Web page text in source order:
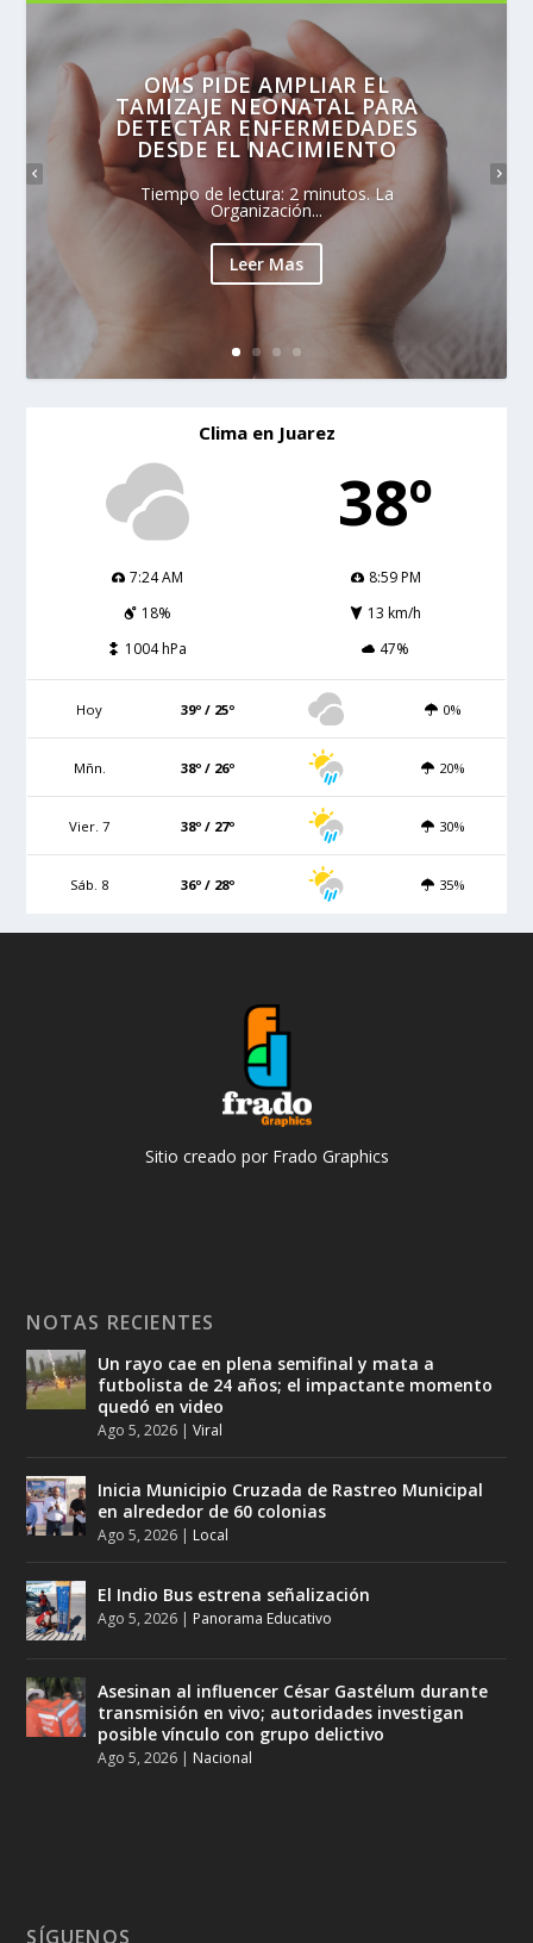
OMS PIDE AMPLIAR EL
TAMIZAJE NEONATAL PARA
DETECTAR ENFERMEDADES
DESDE EL NACIMIENTO
Tiempo de lectura: 2 minutos. La
Organización...
Leer Mas
Clima en Juarez
38º
7:24 AM
8:59 PM
18%
13 km/h
1004 hPa
47%
Hoy 39º / 25º 0%
Mñn. 38º / 26º 20%
Vier. 7 38º / 27º 30%
Sáb. 8 36º / 28º 35%
Sitio creado por Frado Graphics
NOTAS RECIENTES
Un rayo cae en plena semifinal y mata a
futbolista de 24 años; el impactante momento
quedó en video
Ago 5, 2026 |Viral
Inicia Municipio Cruzada de Rastreo Municipal
en alrededor de 60 colonias
Ago 5, 2026 | Local
El Indio Bus estrena señalización
Ago 5, 2026 | Panorama Educativo
Asesinan al influencer César Gastélum durante
transmisión en vivo; autoridades investigan
posible vínculo con grupo delictivo
Ago 5, 2026 | Nacional
SÍGUENOS